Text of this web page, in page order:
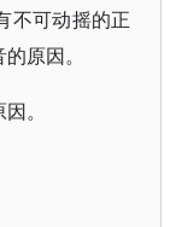
不可动摇的正
原因。
。